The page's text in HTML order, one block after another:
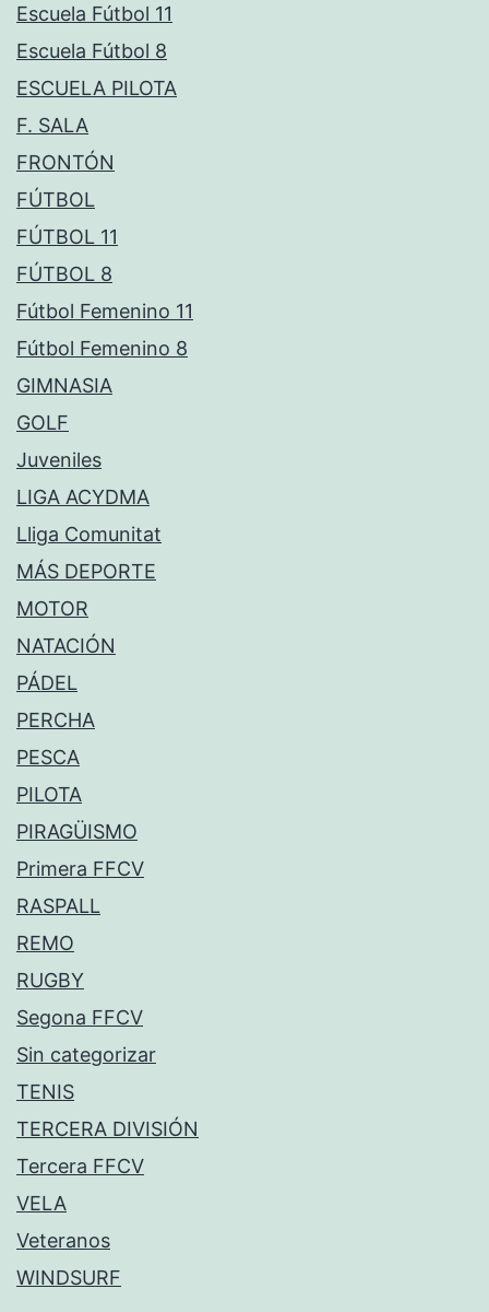
Escuela Fútbol 11
Escuela Fútbol 8
ESCUELA PILOTA
F. SALA
FRONTÓN
FÚTBOL
FÚTBOL 11
FÚTBOL 8
Fútbol Femenino 11
Fútbol Femenino 8
GIMNASIA
GOLF
Juveniles
LIGA ACYDMA
Lliga Comunitat
MÁS DEPORTE
MOTOR
NATACIÓN
PÁDEL
PERCHA
PESCA
PILOTA
PIRAGÜISMO
Primera FFCV
RASPALL
REMO
RUGBY
Segona FFCV
Sin categorizar
TENIS
TERCERA DIVISIÓN
Tercera FFCV
VELA
Veteranos
WINDSURF